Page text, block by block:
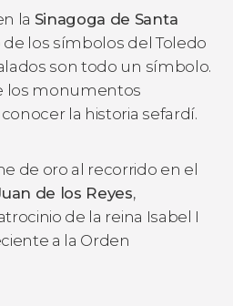
la Sinagoga de Santa
de los símbolos del Toledo
son todo un símbolo.
los monumentos
la historia sefardí.
de oro al recorrido en el
de los Reyes,
de la reina Isabel I
a la Orden